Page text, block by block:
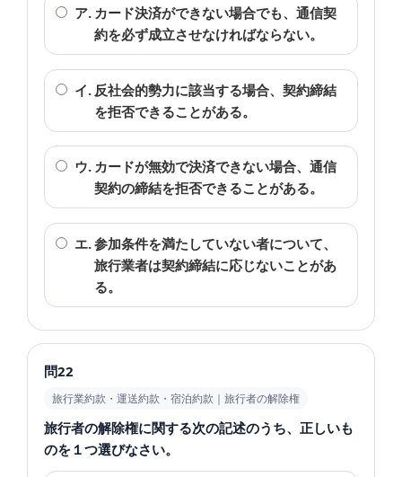
ア. カード決済ができない場合でも、通信契
約を必ず成立させなければならない。
イ. 反社会的勢力に該当する場合、契約締結
を拒否できることがある。
ウ. カードが無効で決済できない場合、通信
契約の締結を拒否できることがある。
エ.参加条件を満たしていない者について、
旅行業者は契約締結に応じないことがあ
る。
問22
旅行業約款・運送約款・宿泊約款｜旅行者の解除権
旅行者の解除権に関する次の記述のうち、正しいも
のを１つ選びなさい。